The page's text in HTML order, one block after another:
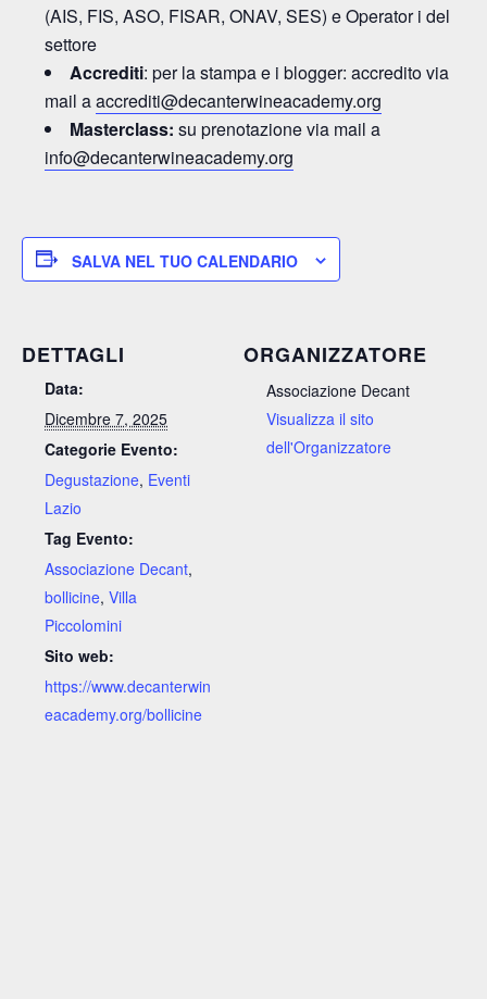
(AIS, FIS, ASO, FISAR, ONAV, SES) e Operator i del
settore
Accrediti: per la stampa e i blogger: accredito via
mail aaccrediti@decanterwineacademy.org
Masterclass: su prenotazione via mail a
info@decanterwineacademy.org
SALVA NEL TUO CALENDARIO
DETTAGLI
Data:
Dicembre 7, 2025
Categorie Evento:
Degustazione, Eventi
Lazio
Tag Evento:
Associazione Decant,
bollicine, Villa
Piccolomini
Sito web:
https://www.decanterwin
eacademy.org/bollicine
ORGANIZZATORE
Associazione Decant
Visualizza il sito
dell'Organizzatore